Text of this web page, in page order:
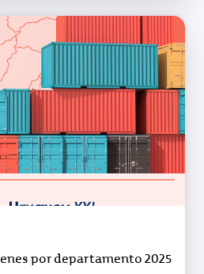
por departamento 2025